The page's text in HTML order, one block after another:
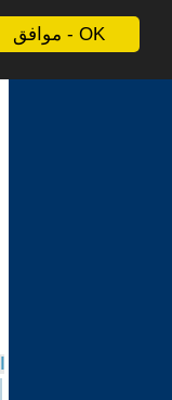
موافق - OK